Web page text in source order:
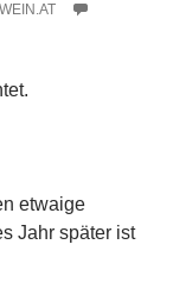
etwaige
Jahr später ist